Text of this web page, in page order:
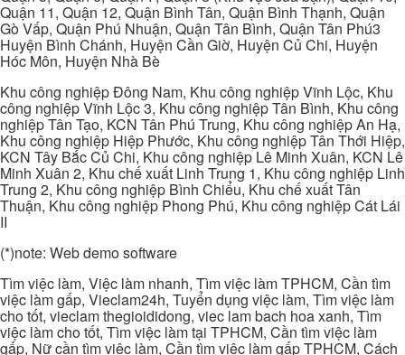
Quận 11, Quận 12, Quận Bình Tân, Quận Bình Thạnh, Quận
Gò Vấp, Quận Phú Nhuận, Quận Tân Bình, Quận Tân Phú3
Huyện Bình Chánh, Huyện Cần Giờ, Huyện Củ Chi, Huyện
Hóc Môn, Huyện Nhà Bè
Khu công nghiệp Đông Nam, Khu công nghiệp Vĩnh Lộc, Khu
công nghiệp Vĩnh Lộc 3, Khu công nghiệp Tân Bình, Khu công
nghiệp Tân Tạo, KCN Tân Phú Trung, Khu công nghiệp An Hạ,
Khu công nghiệp Hiệp Phước, Khu công nghiệp Tân Thới Hiệp,
KCN Tây Bắc Củ Chi, Khu công nghiệp Lê Minh Xuân, KCN Lê
Minh Xuân 2, Khu chế xuất Linh Trung 1, Khu công nghiệp Linh
Trung 2, Khu công nghiệp Bình Chiểu, Khu chế xuất Tân
Thuận, Khu công nghiệp Phong Phú, Khu công nghiệp Cát Lái
II
(*)note: Web demo software
Tìm việc làm, Việc làm nhanh, Tìm việc làm TPHCM, Cần tìm
việc làm gấp, Vieclam24h, Tuyển dụng việc làm, Tìm việc làm
cho tốt, vieclam thegioididong, viec lam bach hoa xanh, Tìm
việc làm cho tốt, Tìm việc làm tại TPHCM, Cần tìm việc làm
gấp, Nữ cần tìm việc làm, Cần tìm việc làm gấp TPHCM, Cách